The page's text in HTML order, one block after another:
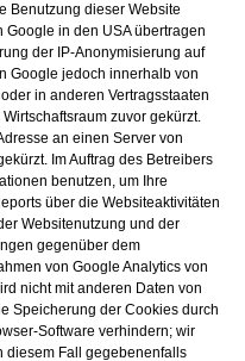
Benutzung dieser Website
in den USA übertragen
der IP-Anonymisierung auf
Google jedoch innerhalb von
in anderen Vertragsstaaten
zuvor gekürzt.
an einen Server von
Im Auftrag des Betreibers
benutzen, um Ihre
über die Websiteaktivitäten
Websitenutzung und der
gegenüber dem
von Google Analytics von
nicht mit anderen Daten von
Speicherung der Cookies durch
Software verhindern; wir
diesem Fall gegebenenfalls